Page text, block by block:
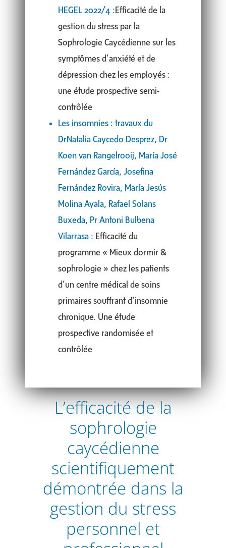
HEGEL 2022/4 : Efficacité de la
gestion du stress par la
Sophrologie Caycédienne sur les
symptômes d’anxiété et de
dépression chez les employés :
une étude prospective semi-
contrôlée
Les insomnies : travaux du
DrNatalia Caycedo Desprez, Dr
Koen van Rangelrooij, María José
Fernández García, Josefina
Fernández Rovira, María Jesús
Molina Ayala, Rafael Solans
Buxeda, Pr Antoni Bulbena
Vilarrasa : Efficacité du
programme « Mieux dormir &
sophrologie » chez les patients
d’un centre médical de soins
primaires souffrant d’insomnie
chronique. Une étude
prospective randomisée et
contrôlée
L’efficacité de la
sophrologie
caycédienne
scientifiquement
démontrée dans la
gestion du stress
personnel et